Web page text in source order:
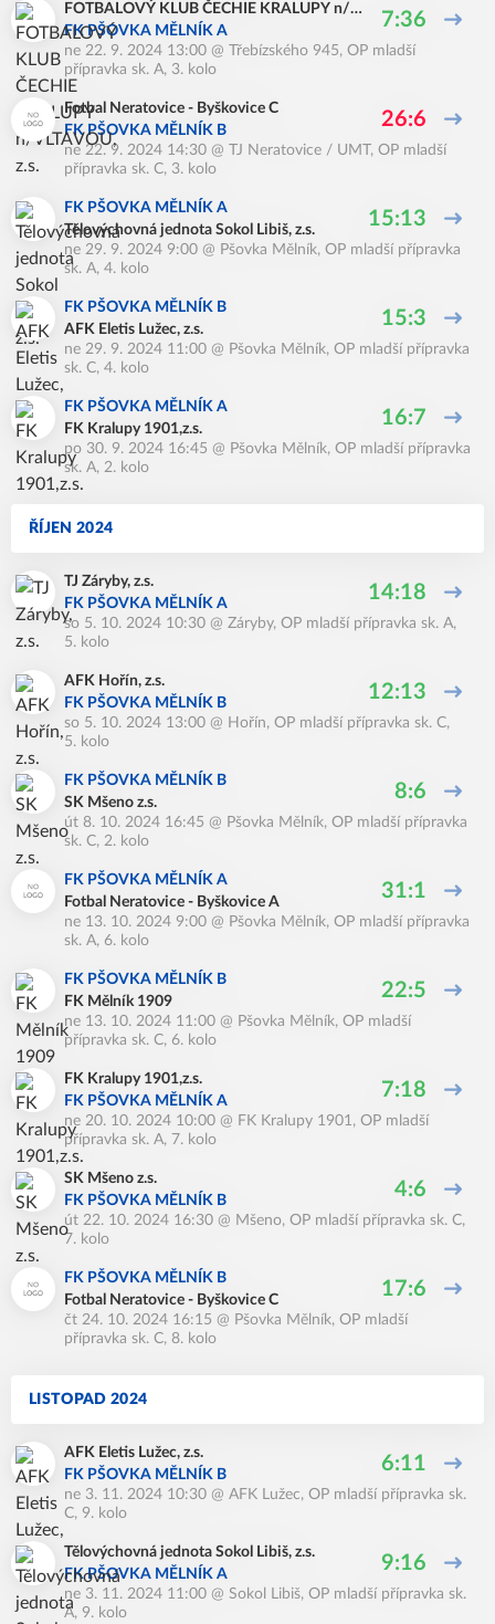
FOTBALOVÝ KLUB ČECHIE KRALUPY n/V
LTAVOU, z.s.
FK PŠOVKA MĚLNÍK A 7:36
ne 22. 9. 2024 13:00 @ Třebízského 945, OP mladší
přípravka sk. A, 3. kolo
Fotbal Neratovice - Byškovice C
FK PŠOVKA MĚLNÍK B
26:6
ne 22. 9. 2024 14:30 @ TJ Neratovice / UMT , OP mladší
přípravka sk. C, 3. kolo
FK PŠOVKA MĚLNÍK A
Tělovýchovná jednota Sokol Libiš, z.s.
15:13
ne 29. 9. 2024 9:00 @ Pšovka Mělník, OP mladší přípravka
sk. A, 4. kolo
FK PŠOVKA MĚLNÍK B
AFK Eletis Lužec, z.s.
15:3
ne 29. 9. 2024 11:00 @ Pšovka Mělník, OP mladší přípravka
sk. C, 4. kolo
FK PŠOVKA MĚLNÍK A
FK Kralupy 1901,z.s.
16:7
po 30. 9. 2024 16:45 @ Pšovka Mělník, OP mladší přípravka
sk. A, 2. kolo
ŘÍJEN 2024
TJ Záryby, z.s.
FK PŠOVKA MĚLNÍK A
14:18
so 5. 10. 2024 10:30 @ Záryby, OP mladší přípravka sk. A,
5. kolo
AFK Hořín, z.s.
FK PŠOVKA MĚLNÍK B
12:13
so 5. 10. 2024 13:00 @ Hořín, OP mladší přípravka sk. C,
5. kolo
FK PŠOVKA MĚLNÍK B
SK Mšeno z.s.
8:6
út 8. 10. 2024 16:45 @ Pšovka Mělník, OP mladší přípravka
sk. C, 2. kolo
FK PŠOVKA MĚLNÍK A
Fotbal Neratovice - Byškovice A
31:1
ne 13. 10. 2024 9:00 @ Pšovka Mělník, OP mladší přípravka
sk. A, 6. kolo
FK PŠOVKA MĚLNÍK B
FK Mělník 1909
22:5
ne 13. 10. 2024 11:00 @ Pšovka Mělník, OP mladší
přípravka sk. C, 6. kolo
FK Kralupy 1901,z.s.
FK PŠOVKA MĚLNÍK A
7:18
ne 20. 10. 2024 10:00 @ FK Kralupy 1901, OP mladší
přípravka sk. A, 7. kolo
SK Mšeno z.s.
FK PŠOVKA MĚLNÍK B
4:6
út 22. 10. 2024 16:30 @ Mšeno, OP mladší přípravka sk. C,
7. kolo
FK PŠOVKA MĚLNÍK B
Fotbal Neratovice - Byškovice C
17:6
čt 24. 10. 2024 16:15 @ Pšovka Mělník, OP mladší
přípravka sk. C, 8. kolo
LISTOPAD 2024
AFK Eletis Lužec, z.s.
FK PŠOVKA MĚLNÍK B
6:11
ne 3. 11. 2024 10:30 @ AFK Lužec, OP mladší přípravka sk.
C, 9. kolo
Tělovýchovná jednota Sokol Libiš, z.s.
FK PŠOVKA MĚLNÍK A
9:16
ne 3. 11. 2024 11:00 @ Sokol Libiš, OP mladší přípravka sk.
A, 9. kolo